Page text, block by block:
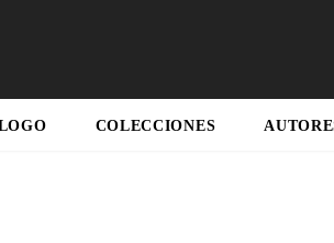
COLECCIONES